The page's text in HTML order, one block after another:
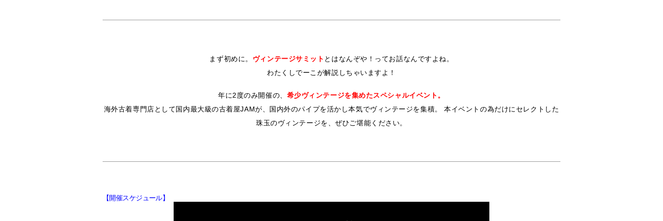
まず初めに。 ヴィンテージサミット とはなんぞや！ってお話なんですよね。
わたくしでーこが解説しちゃいますよ！
年に2度のみ開催の、 希少ヴィンテージを集めたスペシャルイベント。
海外古着専門店として国内最大級の古着屋JAMが、国内外のパイプを活かし本気でヴィンテージを集積。 本イベントの為だけにセレクトした
珠玉のヴィンテージを、ぜひご堪能ください。
【開催スケジュール】